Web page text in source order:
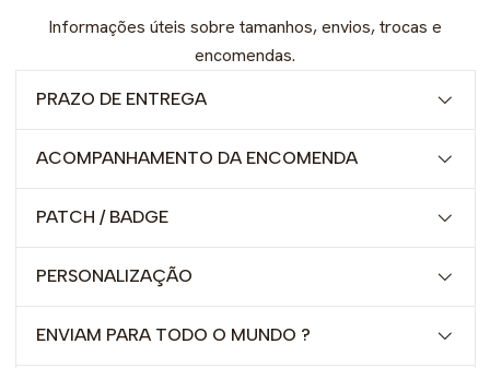
Informações úteis sobre tamanhos, envios, trocas e
encomendas.
PRAZO DE ENTREGA
ACOMPANHAMENTO DA ENCOMENDA
PATCH / BADGE
PERSONALIZAÇÃO
ENVIAM PARA TODO O MUNDO ?